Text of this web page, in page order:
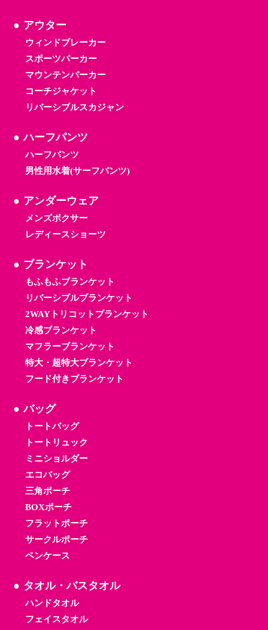
アウター
ウィンドブレーカー
スポーツパーカー
マウンテンパーカー
コーチジャケット
リバーシブルスカジャン
ハーフパンツ
ハーフパンツ
男性用水着(サーフパンツ)
アンダーウェア
メンズボクサー
レディースショーツ
ブランケット
もふもふブランケット
リバーシブルブランケット
2WAYトリコットブランケット
冷感ブランケット
マフラーブランケット
特大・超特大ブランケット
フード付きブランケット
バッグ
トートバッグ
トートリュック
ミニショルダー
エコバッグ
三角ポーチ
BOXポーチ
フラットポーチ
サークルポーチ
ペンケース
タオル・バスタオル
ハンドタオル
フェイスタオル